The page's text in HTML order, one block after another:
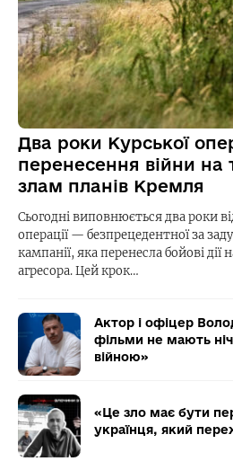
Два роки Курської
перенесення війни на
злам планів Кремля
Сьогодні виповнюється два роки
операції — безпрецедентної за
кампанії, яка перенесла бойові
агресора. Цей крок…
Актор і офіцер
фільми не мають
війною»
«Це зло має бути
українця, який